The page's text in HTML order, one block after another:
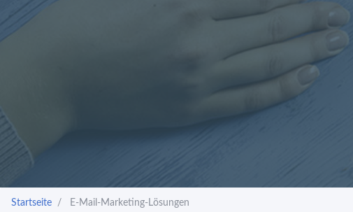
Startseite E-Mail-Marketing-Lösungen